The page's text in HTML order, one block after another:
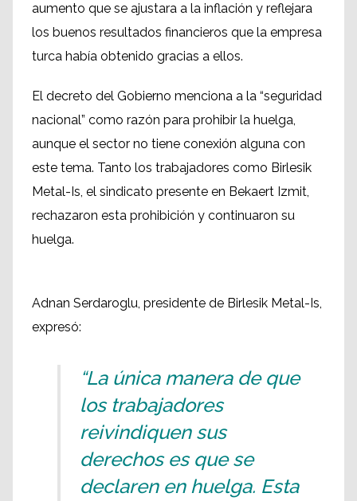
aumento que se ajustara a la inflación y reflejara
los buenos resultados financieros que la empresa
turca había obtenido gracias a ellos.
El decreto del Gobierno menciona a la “seguridad
nacional” como razón para prohibir la huelga,
aunque el sector no tiene conexión alguna con
este tema. Tanto los trabajadores como Birlesik
Metal-Is, el sindicato presente en Bekaert Izmit,
rechazaron esta prohibición y continuaron su
huelga.
Adnan Serdaroglu, presidente de Birlesik Metal-Is,
expresó:
“La única manera de que
los trabajadores
reivindiquen sus
derechos es que se
declaren en huelga. Esta